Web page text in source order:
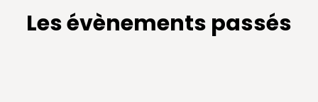
Les évènements passés